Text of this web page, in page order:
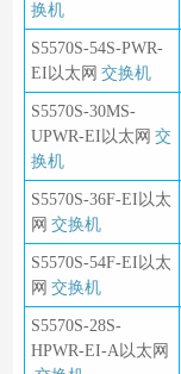
换机
S5570S-54S-PWR-
EI以太网 交换机
S5570S-30MS-
UPWR-EI以太网 交
换机
S5570S-36F-EI以太
网 交换机
S5570S-54F-EI以太
网 交换机
S5570S-28S-
HPWR-EI-A以太网